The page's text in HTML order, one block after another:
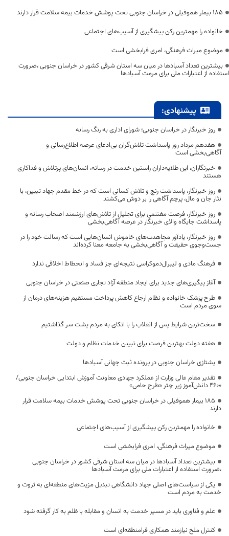
۱۸۵ بیمار هموفیلی در خراسان جنوبی تحت پوشش خدمات بیمه سلامت قرار دارند
خانواده را مهمترین رکن پیشگیری از آسیب‌های اجتماعی
موضوع میراث فرهنگی، امری فرابخشی است
بیشترین تعداد آسبادها در میان سه استان شرقی کشور در خراسان جنوبی ،ضرورت
استفاده از اعتبارات ملی برای مرمت آسبادها
پیشنهادی:
روز خبرنگار در خراسان جنوبی؛ شورای اداری به رنگ رسانه
هفدهم مرداد روز پاسداشت تلاش‌گران بی‌ادعای عرصه اطلاع‌رسانی و
آگاهی‌بخشی است
خبرنگاران، این طلایه‌داران راستین خدمت در رسانه، انسان‌های پرتلاش و فداکاری
هستند
روز خبرنگار، پاسداشت رنج و تلاش کسانی است که در خط مقدم جهاد تبیین، با
نثار جان و مال، پرچم آگاهی را بر دوش می‌کشند
روز خبرنگار، فرصت مغتنمی برای تجلیل از تلاش‌های ارزشمند اصحاب رسانه و
پاسداشت جایگاه والای خبرنگار در عرصه آگاهی‌بخشی
روز خبرنگار، یادآور مجاهدت‌های خاموش انسان‌هایی است که رسالت خود را در
جست‌وجوی حقیقت و آگاهی‌بخشی به جامعه معنا کرده‌اند
فرهنگ مادی و لیبرال‌دموکراسی نتیجه‌ای جز فساد و انحطاط اخلاقی ندارد
آغاز پیگیری‌های جدید برای ایجاد منطقه آزاد تجاری صنعتی در خراسان جنوبی
طرح پزشک خانواده و نظام ارجاع کاهش پرداخت مستقیم هزینه‌های درمان از
سوی مردم است
سخت‌ترین شرایط پس از انقلاب را با اتکای به مردم پشت سر گذاشتیم
هفته دولت بهترین فرصت برای تبیین خدمات نظام و دولت
یشتازی خراسان جنوبی در پرونده ثبت جهانی آسبادها
تقدیر مقام عالی وزارت از عملکرد جهادی معاونت آموزش ابتدایی خراسان جنوبی/
۴۶۰۰ دانش‌آموز زیر چتر «طرح حامی»
۱۸۵ بیمار هموفیلی در خراسان جنوبی تحت پوشش خدمات بیمه سلامت قرار
دارند
خانواده را مهمترین رکن پیشگیری از آسیب‌های اجتماعی
موضوع میراث فرهنگی، امری فرابخشی است
بیشترین تعداد آسبادها در میان سه استان شرقی کشور در خراسان جنوبی
،ضرورت استفاده از اعتبارات ملی برای مرمت آسبادها
یکی از سیاست‌های اصلی جهاد دانشگاهی تبدیل مزیت‌های منطقه‌ای به ثروت و
خدمت به مردم است
علم و فناوری باید در مسیر خدمت به انسان و مقابله با ظلم به کار گرفته شود
کنترل ملخ نیازمند همکاری فرامنطقه‌ای است